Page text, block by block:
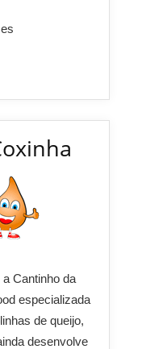
Cantinho da
especializada
de queijo,
desenvolve